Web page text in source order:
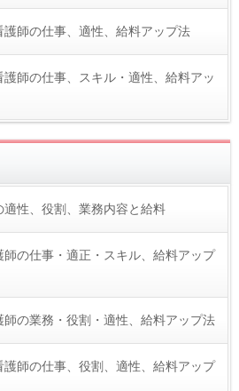
師の仕事、適性、給料アップ法
師の仕事、スキル・適性、給料アッ
性、役割、業務内容と給料
の仕事・適正・スキル、給料アップ
の業務・役割・適性、給料アップ法
師の仕事、役割、適性、給料アップ